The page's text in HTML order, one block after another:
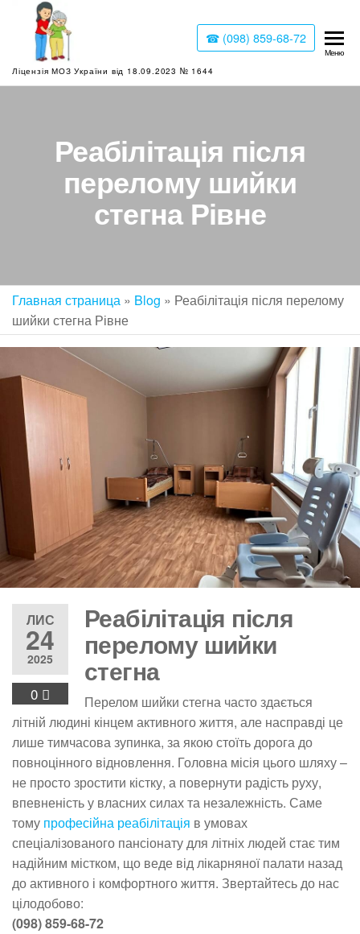
престарілих
☎ (098) 859-68-72
Меню
Ліцензія МОЗ України від 18.09.2023 № 1644
Реабілітація після
перелому шийки
стегна Рівне
Главная страница » Blog » Реабілітація після перелому
шийки стегна Рівне
ЛИС
24
2025
0
Реабілітація після
перелому шийки
стегна
Перелом шийки стегна часто здається
літній людині кінцем активного життя, але насправді це
лише тимчасова зупинка, за якою стоїть дорога до
повноцінного відновлення. Головна місія цього шляху –
не просто зростити кістку, а повернути радість руху,
впевненість у власних силах та незалежність. Саме
тому професійна реабілітація в умовах
спеціалізованого пансіонату для літніх людей стає тим
надійним містком, що веде від лікарняної палати назад
до активного і комфортного життя. Звертайтесь до нас
цілодобово:
(098) 859-68-72